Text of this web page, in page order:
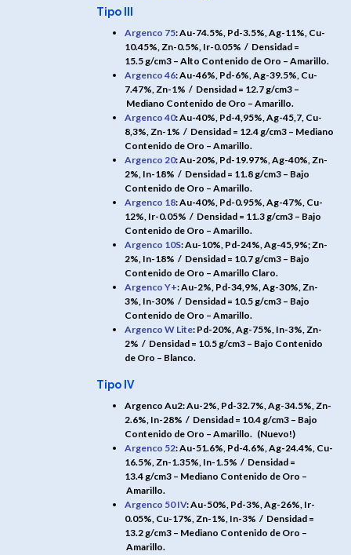
Tipo III
Argenco 75: Au-74.5%, Pd-3.5%, Ag-11%, Cu-
10.45%, Zn-0.5%, Ir-0.05% / Densidad =
15.5 g/cm3 – Alto Contenido de Oro – Amarillo.
Argenco 46: Au-46%, Pd-6%, Ag-39.5%, Cu-
7.47%, Zn-1% / Densidad = 12.7 g/cm3 –
Mediano Contenido de Oro – Amarillo.
Argenco 40: Au-40%, Pd-4,95%, Ag-45,7, Cu-
8,3%, Zn-1% / Densidad = 12.4 g/cm3 – Mediano
Contenido de Oro – Amarillo.
Argenco 20: Au-20%, Pd-19.97%, Ag-40%, Zn-
2%, In-18% / Densidad = 11.8 g/cm3 – Bajo
Contenido de Oro – Amarillo.
Argenco 18: Au-40%, Pd-0.95%, Ag-47%, Cu-
12%, Ir-0.05% / Densidad = 11.3 g/cm3 – Bajo
Contenido de Oro – Amarillo.
Argenco 10S: Au-10%, Pd-24%, Ag-45,9%; Zn-
2%, In-18% / Densidad = 10.7 g/cm3 – Bajo
Contenido de Oro – Amarillo Claro.
Argenco Y+: Au-2%, Pd-34,9%, Ag-30%, Zn-
3%, In-30% / Densidad = 10.5 g/cm3 – Bajo
Contenido de Oro – Amarillo.
Argenco W Lite: Pd-20%, Ag-75%, In-3%, Zn-
2% / Densidad = 10.5 g/cm3 – Bajo Contenido
de Oro – Blanco.
Tipo IV
Argenco Au2: Au-2%, Pd-32.7%, Ag-34.5%, Zn-
2.6%, In-28% / Densidad = 10.4 g/cm3 – Bajo
Contenido de Oro – Amarillo. (Nuevo!)
Argenco 52: Au-51.6%, Pd-4.6%, Ag-24.4%, Cu-
16.5%, Zn-1.35%, In-1.5% / Densidad =
13.4 g/cm3 – Mediano Contenido de Oro –
Amarillo.
Argenco 50 IV: Au-50%, Pd-3%, Ag-26%, Ir-
0.05%, Cu-17%, Zn-1%, In-3% / Densidad =
13.2 g/cm3 – Mediano Contenido de Oro –
Amarillo.